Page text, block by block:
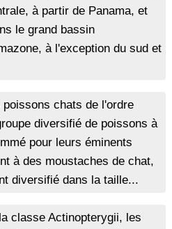
à partir de Panama, et
le grand bassin
à l'exception du sud et
chats de l'ordre
diversifié de poissons à
pour leurs éminents
à des moustaches de chat,
diversifié dans la taille...
classe Actinopterygii, les